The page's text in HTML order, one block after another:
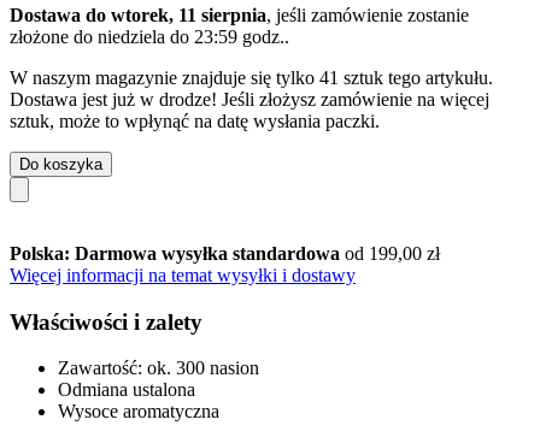
Dostawa do wtorek, 11 sierpnia, jeśli zamówienie zostanie
złożone do niedziela do 23:59 godz..
W naszym magazynie znajduje się tylko 41 sztuk tego artykułu.
Dostawa jest już w drodze! Jeśli złożysz zamówienie na więcej
sztuk, może to wpłynąć na datę wysłania paczki.
Do koszyka
Polska: Darmowa wysyłka standardowa od 199,00 zł
Więcej informacji na temat wysyłki i dostawy
Właściwości i zalety
Zawartość: ok. 300 nasion
Odmiana ustalona
Wysoce aromatyczna